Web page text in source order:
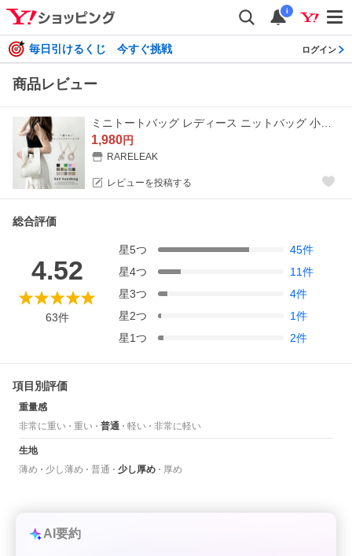
i
毎日引けるくじ 今すぐ挑戦 ログイン
商品レビュー
1,980円
RARELEAK
レビューを投稿する
総合評価
4.52
63件
星5つ 45件
星4つ 11件
星3つ 4件
星2つ 1件
星1つ 2件
項目別評価
重量感
非常に重い
重い 普通 軽い 非常に軽い
生地
薄め
少し薄め 普通 少し厚め 厚め
AI要約